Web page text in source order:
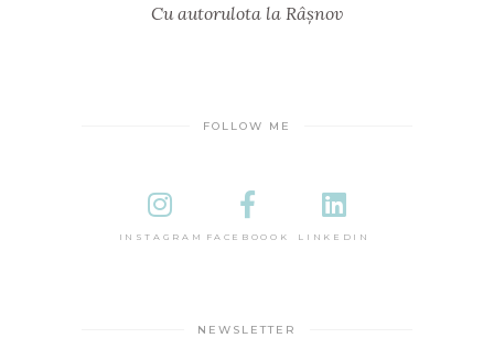
Cu autorulota la Râșnov
FOLLOW ME
INSTAGRAM FACEBOOOK LINKEDIN
NEWSLETTER